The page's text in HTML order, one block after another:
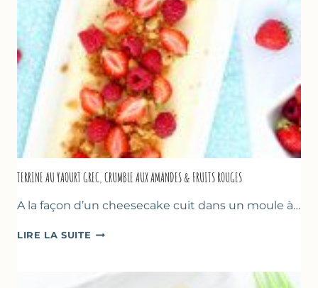
TERRINE AU YAOURT GREC, CRUMBLE AUX AMANDES & FRUITS ROUGES
A la façon d’un cheesecake cuit dans un moule à…
LIRE LA SUITE TERRINE
GREC,